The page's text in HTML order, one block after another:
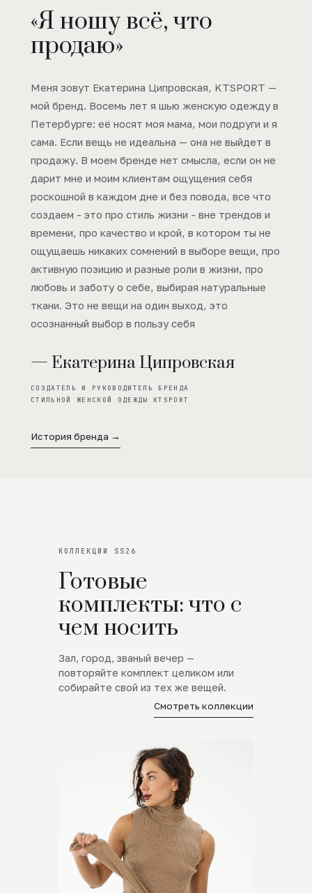
«Я ношу всё, что
продаю»
Меня зовут Екатерина Ципровская, KTSPORT —
мой бренд. Восемь лет я шью женскую одежду в
Петербурге: её носят моя мама, мои подруги и я
сама. Если вещь не идеальна — она не выйдет в
продажу. В моем бренде нет смысла, если он не
дарит мне и моим клиентам ощущения себя
роскошной в каждом дне и без повода, все что
создаем - это про стиль жизни - вне трендов и
времени, про качество и крой, в котором ты не
ощущаешь никаких сомнений в выборе вещи, про
активную позицию и разные роли в жизни, про
любовь и заботу о себе, выбирая натуральные
ткани. Это не вещи на один выход, это
осознанный выбор в пользу себя
— Екатерина Ципровская
СОЗДАТЕЛЬ И РУКОВОДИТЕЛЬ БРЕНДА
СТИЛЬНОЙ ЖЕНСКОЙ ОДЕЖДЫ KTSPORT
История бренда →
КОЛЛЕКЦИИ SS26
Готовые
комплекты: что с
чем носить
Зал, город, званый вечер —
повторяйте комплект целиком или
собирайте свой из тех же вещей.
Смотреть коллекции